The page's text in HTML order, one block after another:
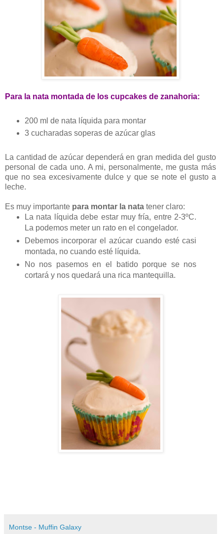
Para la nata montada de los cupcakes de zanahoria:
200 ml de nata líquida para montar
3 cucharadas soperas de azúcar glas
La cantidad de azúcar dependerá en gran medida del gusto
personal de cada uno. A mi, personalmente, me gusta más
que no sea excesivamente dulce y que se note el gusto a
leche.
Es muy importante para montar la nata tener claro:
La nata líquida debe estar muy fría, entre 2-3ºC.
La podemos meter un rato en el congelador.
Debemos incorporar el azúcar cuando esté casi
montada, no cuando esté líquida.
No nos pasemos en el batido porque se nos
cortará y nos quedará una rica mantequilla.
Montse - Muffin Galaxy